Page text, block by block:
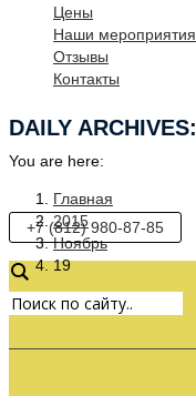
Цены
Наши мероприятия
Отзывы
Контакты
DAILY ARCHIVES:
You are here:
Главная
2015
Ноябрь
19
+7 (812) 980-87-85